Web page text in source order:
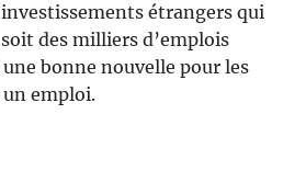
étrangers qui
des milliers d’emplois
bonne nouvelle pour les
emploi.